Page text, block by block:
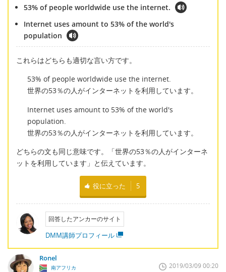
53% of people worldwide use the internet.
Internet uses amount to 53% of the world's
population
これらはどちらも適切な言い方です。
53% of people worldwide use the internet.
世界の53％の人がインターネットを利用しています。
Internet uses amount to 53% of the world's
population.
世界の53％の人がインターネットを利用しています。
どちらの文も同じ意味です。「世界の53％の人がインターネ
ットを利用しています」と伝えています。
役に立った 5
回答したアンカーのサイト
DMM講師プロフィール
Ronel
南アフリカ 2019/03/09 00:20